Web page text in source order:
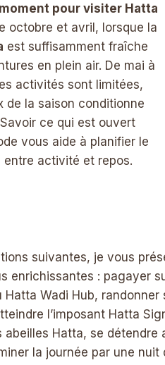
pour visiter Hatta
octobre et avril, lorsque la
est suffisamment fraîche
en plein air. De mai à
activités sont limitées,
de la saison conditionne
ce qui est ouvert
vous aide à planifier le
entre activité et repos.
suivantes, je vous
enrichissantes : pagayer
Hatta Wadi Hub,
l’imposant Hatta
abeilles Hatta, se
la journée par une